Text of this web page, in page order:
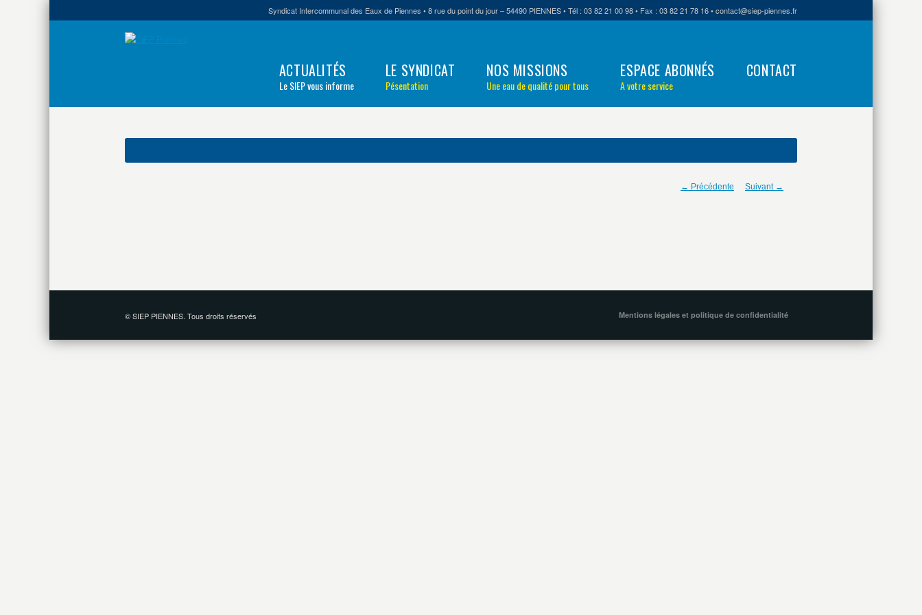
Syndicat Intercommunal des Eaux de Piennes • 8 rue du point du jour – 54490 PIENNES • Tél : 03 82 21 00 98 • Fax : 03 82 21 78 16 • contact@siep-piennes.fr
ACTUALITÉS
Le SIEP vous informe
LE SYNDICAT
Pésentation
NOS MISSIONS
Une eau de qualité pour tous
ESPACE ABONNÉS
A votre service
CONTACT
← Précédente Suivant →
© SIEP PIENNES. Tous droits réservés Mentions légales et politique de confidentialité